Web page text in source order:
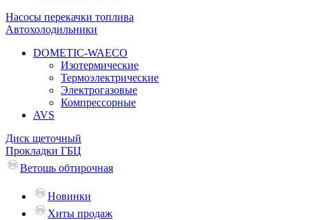
Насосы перекачки топлива
Автохолодильники
DOMETIC-WAECO
Изотермические
Термоэлектрические
Электрогазовые
Компрессорные
AVS
Диск щеточный
Прокладки ГБЦ
Ветошь обтирочная
Новинки
Хиты продаж